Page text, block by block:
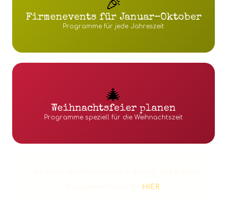
🎉
Firmenevents für Januar–Oktober
Programme für jede Jahreszeit
🎄
Weihnachtsfeier planen
Programme speziell für die Weihnachtszeit
HIER